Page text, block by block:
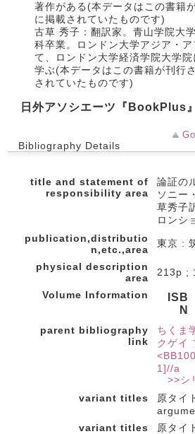
著作がある(本データはこの書籍
に掲載されていたものです)
古草 秀子：翻訳家。青山学院大
科卒業。ロンドン大学アジア・
て、ロンドン大学経済学院大学
学ぶ(本データはこの書籍が刊行
されていたものです)
日外アソシエーツ『BookPlus
Bibliography Details
title and statement of
responsibility area
論証の
ソニー
草秀子
ロンシ
publication,distributio
n,etc.,area
東京 :
physical description
area
213p ;
Volume Information
ISB
N
parent bibliography
link
ちくま
クゲイ
1]//a
>>シ
variant titles
原タイ
variant titles
原タイ